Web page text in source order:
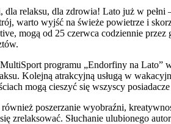
relaksu, dla zdrowia! Lato już w pełni
warto wyjść na świeże powietrze i
mogą od 25 czerwca codziennie przez
programu „Endorfiny na Lato”
Kolejną atrakcyjną usługą w
mogą cieszyć się wszyscy
również poszerzanie wyobraźni,
zrelaksować. Słuchanie ulubionego